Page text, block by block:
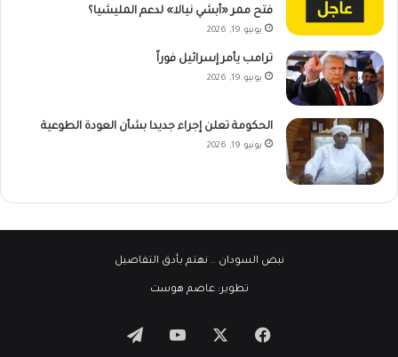
فتح ممر «أبشي نيالا» لدعم المليشيا؟
يونيو 19, 2026
ترامب يأمر إسرائيل فوراً
يونيو 19, 2026
الحكومة تعلن إجراء جديدا بشأن العودة الطوعية
يونيو 19, 2026
نبض السودان .. نهتم بأدق التفاصيل
تطوير:عاصم هوست
فيسبوك ‫YouTubeتيلقرام